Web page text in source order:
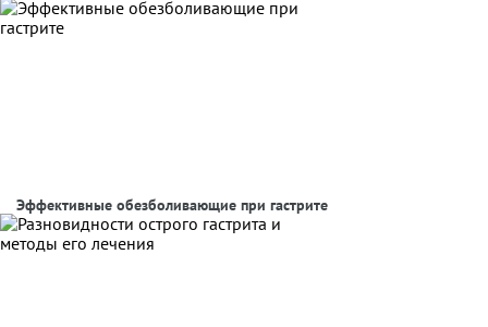
Эффективные обезболивающие при гастрите